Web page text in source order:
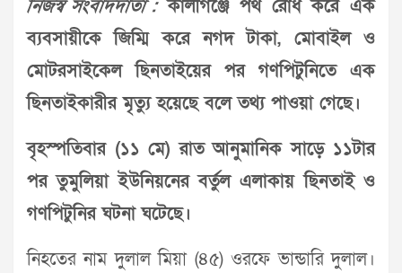
নিজস্ব সংবাদদাতা :কালীগঞ্জে পথ রোধ করে এক
ব্যবসায়ীকে জিম্মি করে নগদ টাকা, মোবাইল ও
মোটরসাইকেল ছিনতাইয়ের পর গণপিটুনিতে এক
ছিনতাইকারীর মৃত্যু হয়েছে বলে তথ্য পাওয়া গেছে।
বৃহস্পতিবার (১১ মে) রাত আনুমানিক সাড়ে ১১টার
পর তুমুলিয়া ইউনিয়নের বর্তুল এলাকায় ছিনতাই ও
গণপিটুনির ঘটনা ঘটেছে।
নিহতের নাম দুলাল মিয়া (৪৫) ওরফে ভান্ডারি দুলাল।